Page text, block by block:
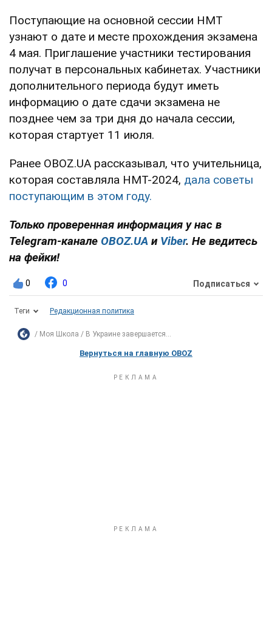
Поступающие на основной сессии НМТ
узнают о дате и месте прохождения экзамена
4 мая. Приглашение участники тестирования
получат в персональных кабинетах. Участники
дополнительного периода будут иметь
информацию о дате сдачи экзамена не
позднее чем за три дня до начала сессии,
которая стартует 11 июля.
Ранее OBOZ.UA рассказывал, что учительница,
которая составляла НМТ-2024, дала советы
поступающим в этом году.
Только проверенная информация у нас в
Telegram-канале OBOZ.UA и Viber. Не ведитесь
на фейки!
0 0 Подписаться
Теги Редакционная политика
Моя Школа В Украине завершается...
Вернуться на главную OBOZ